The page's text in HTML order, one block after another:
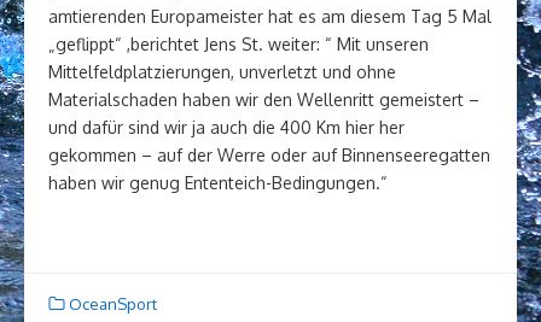
amtierenden Europameister hat es am diesem Tag 5 Mal
„geflippt“ ,berichtet Jens St. weiter: “ Mit unseren
Mittelfeldplatzierungen, unverletzt und ohne
Materialschaden haben wir den Wellenritt gemeistert –
und dafür sind wir ja auch die 400 Km hier her
gekommen – auf der Werre oder auf Binnenseeregatten
haben wir genug Ententeich-Bedingungen.“
OceanSport